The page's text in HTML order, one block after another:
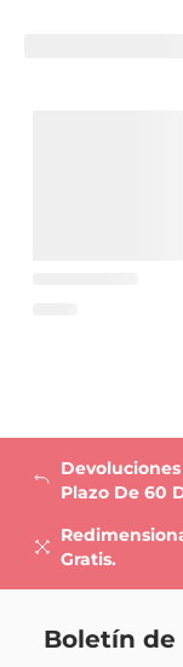
Devoluciones
Plazo De 60
Gratis.
Boletín de